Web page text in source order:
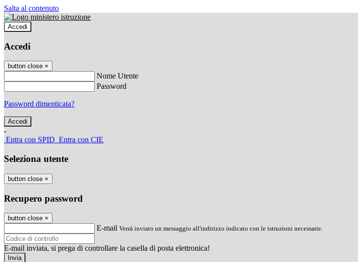
Salta al contenuto
Accedi
Accedi
button close ×
Nome Utente
Password
Password dimenticata?
-
Entra con SPID Entra con CIE
Seleziona utente
button close ×
Recupero password
button close ×
E-mail Verrà inviato un messaggio all'indirizzo indicato con le istruzioni necessarie.
E-mail inviata, si prega di controllare la casella di posta elettronica!